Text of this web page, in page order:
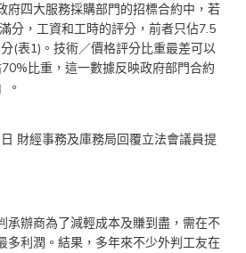
府四大服務採購部門的招標合約中，若
分，工資和工時的評分，前者只佔7.5
(表1)。技術／價格評分比重最差可以
比重，這一數據反映政府部門合約
。
財經事務及庫務局回覆立法會議員提
承辦商為了減輕成本及賺到盡，需在不
多利潤。結果，多年來不少外判工友在